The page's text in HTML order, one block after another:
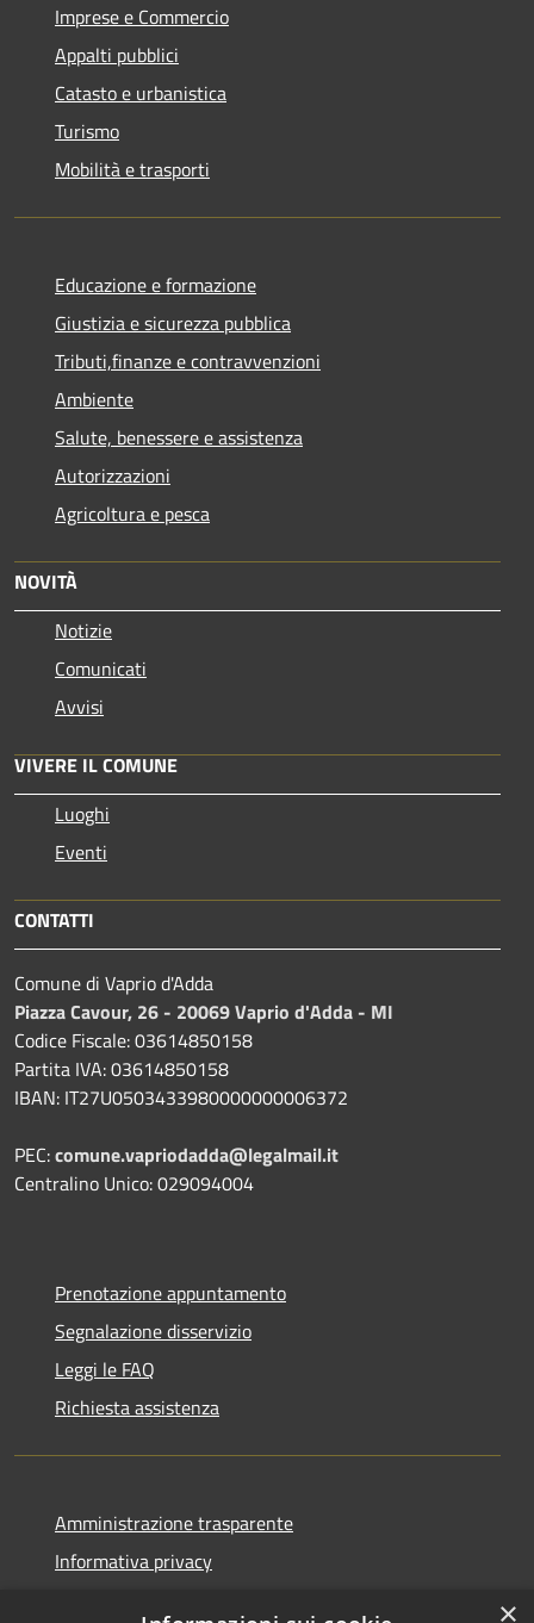
Imprese e Commercio
Appalti pubblici
Catasto e urbanistica
Turismo
Mobilità e trasporti
Educazione e formazione
Giustizia e sicurezza pubblica
Tributi,finanze e contravvenzioni
Ambiente
Salute, benessere e assistenza
Autorizzazioni
Agricoltura e pesca
NOVITÀ
Notizie
Comunicati
Avvisi
VIVERE IL COMUNE
Luoghi
Eventi
CONTATTI
Comune di Vaprio d'Adda
Piazza Cavour, 26 - 20069 Vaprio d'Adda - MI
Codice Fiscale: 03614850158
Partita IVA: 03614850158
IBAN: IT27U0503433980000000006372
PEC:comune.vapriodadda@legalmail.it
Centralino Unico: 029094004
Prenotazione appuntamento
Segnalazione disservizio
Leggi le FAQ
Richiesta assistenza
Amministrazione trasparente
Informativa privacy
×